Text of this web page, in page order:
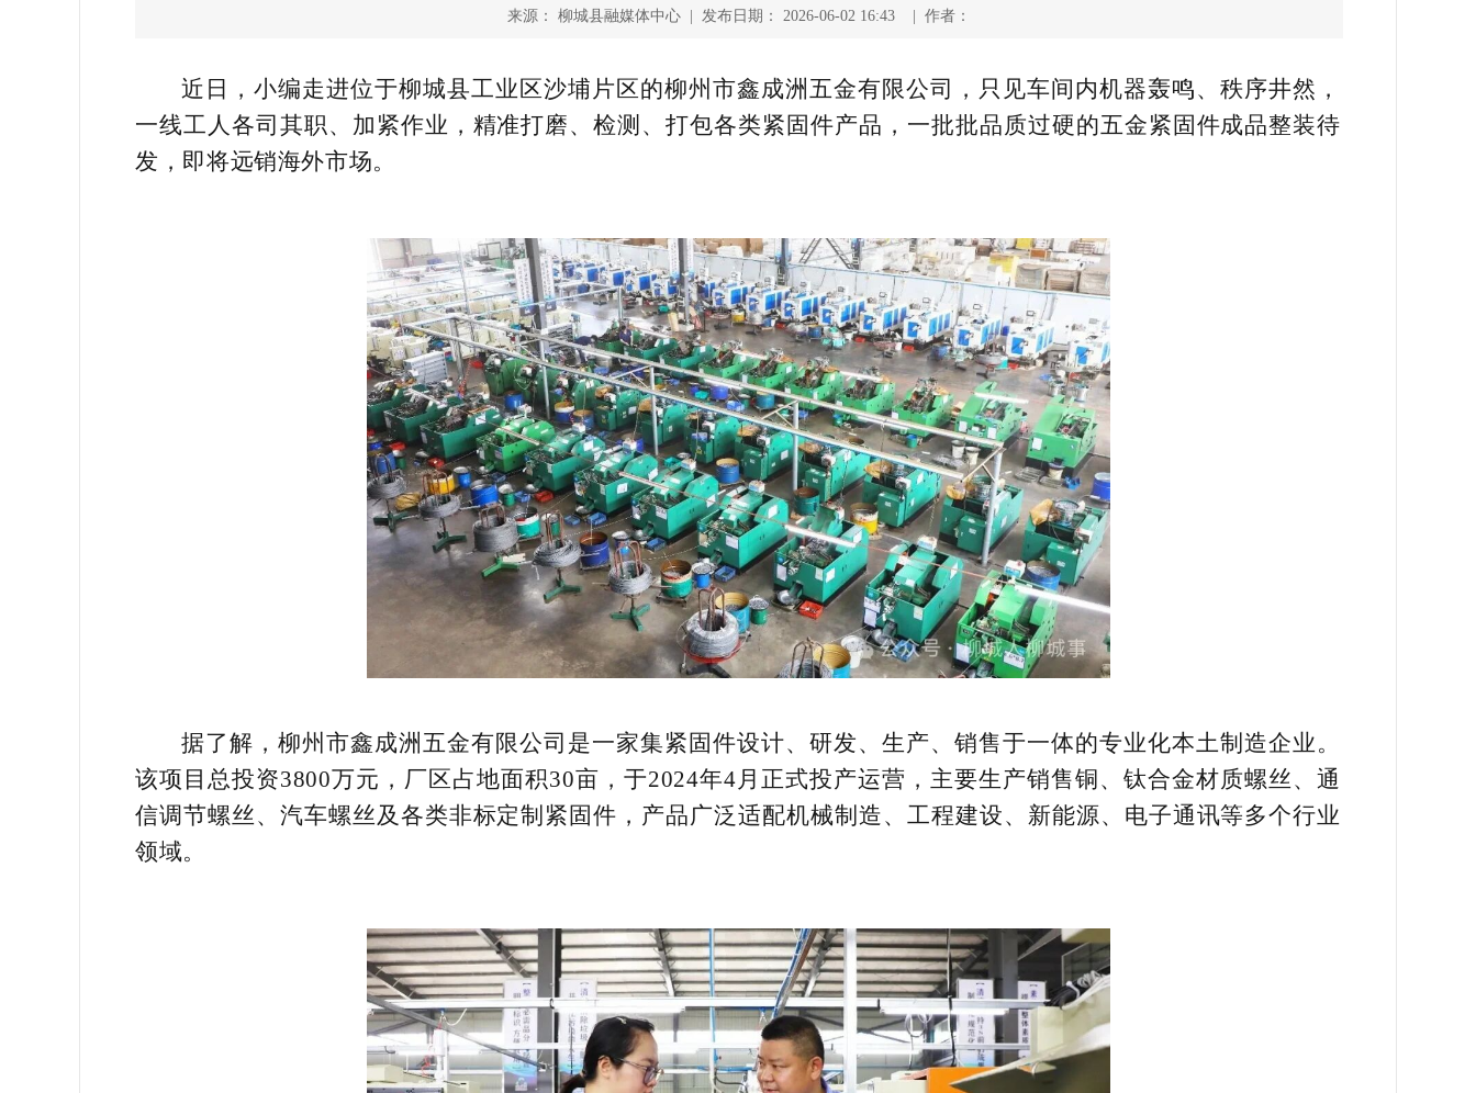
来源： 柳城县融媒体中心 | 发布日期： 2026-06-02 16:43 | 作者：
近日，小编走进位于柳城县工业区沙埔片区的柳州市鑫成洲五金有限公司，只见车间内机器轰鸣、秩序井然，
一线工人各司其职、加紧作业，精准打磨、检测、打包各类紧固件产品，一批批品质过硬的五金紧固件成品整装待
发，即将远销海外市场。
据了解，柳州市鑫成洲五金有限公司是一家集紧固件设计、研发、生产、销售于一体的专业化本土制造企业。
该项目总投资3800万元，厂区占地面积30亩，于2024年4月正式投产运营，主要生产销售铜、钛合金材质螺丝、通
信调节螺丝、汽车螺丝及各类非标定制紧固件，产品广泛适配机械制造、工程建设、新能源、电子通讯等多个行业
领域。